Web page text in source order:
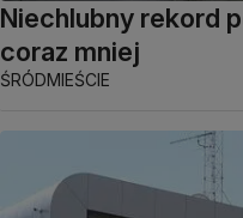
Niechlubny rekord
coraz mniej
ŚRÓDMIEŚCIE